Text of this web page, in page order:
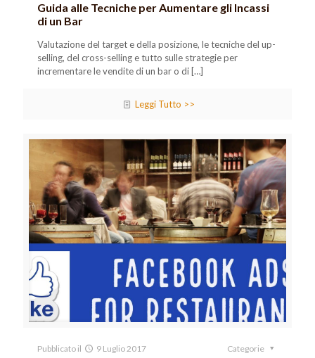
Guida alle Tecniche per Aumentare gli Incassi
di un Bar
Valutazione del target e della posizione, le tecniche del up-
selling, del cross-selling e tutto sulle strategie per
incrementare le vendite di un bar o di […]
Leggi Tutto >>
Pubblicato il 9 Luglio 2017 Categorie